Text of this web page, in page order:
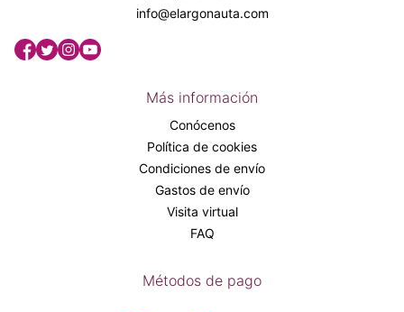
info@elargonauta.com
Más información
Conócenos
Política de cookies
Condiciones de envío
Gastos de envío
Visita virtual
FAQ
Métodos de pago